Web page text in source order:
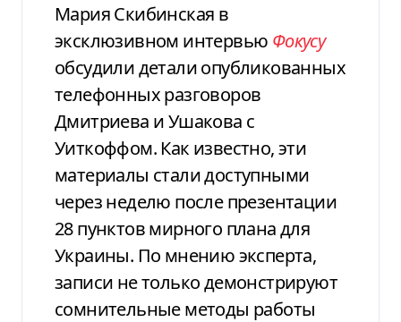
Мария Скибинская в
эксклюзивном интервью Фокусу
обсудили детали опубликованных
телефонных разговоров
Дмитриева и Ушакова с
Уиткоффом. Как известно, эти
материалы стали доступными
через неделю после презентации
28 пунктов мирного плана для
Украины. По мнению эксперта,
записи не только демонстрируют
сомнительные методы работы